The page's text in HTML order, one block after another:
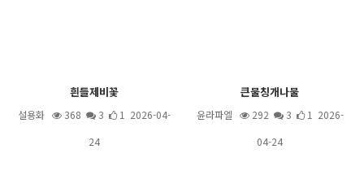
흰들제비꽃
설용화 368 3
1 2026-04-
24
큰물칭개나물
윤라파엘 292 3
1 2026-
04-24